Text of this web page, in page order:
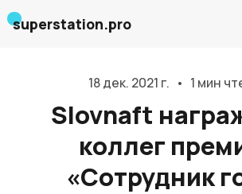
superstation.pro
18 дек. 2021 г. • 1 мин
Slovnaft
коллег
«Сотрудник